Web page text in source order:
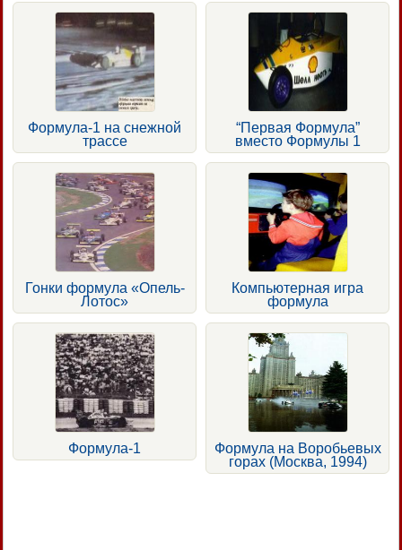
Формула-1 на снежной
трассе
“Первая Формула”
вместо Формулы 1
Гонки формула «Опель-
Лотос»
Компьютерная игра
формула
Формула-1
Формула на Воробьевых
горах (Москва, 1994)